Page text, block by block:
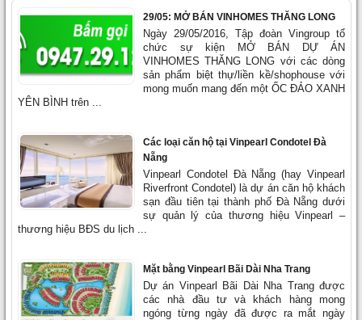
29/05: MỞ BÁN VINHOMES THĂNG LONG
Ngày 29/05/2016, Tập đoàn Vingroup tổ
chức sự kiện MỞ BÁN DỰ ÁN
VINHOMES THĂNG LONG với các dòng
sản phẩm biệt thự/liền kề/shophouse với
mong muốn mang đến một ỐC ĐẢO XANH
YÊN BÌNH trên ...
Các loại căn hộ tại Vinpearl Condotel Đà
Nẵng
Vinpearl Condotel Đà Nẵng (hay Vinpearl
Riverfront Condotel) là dự án căn hộ khách
sạn đầu tiên tại thành phố Đà Nẵng dưới
sự quản lý của thương hiệu Vinpearl –
thương hiệu BĐS du lịch ...
Mặt bằng Vinpearl Bãi Dài Nha Trang
Dự án Vinpearl Bãi Dài Nha Trang được
các nhà đầu tư và khách hàng mong
ngóng từng ngày đã được ra mắt ngày